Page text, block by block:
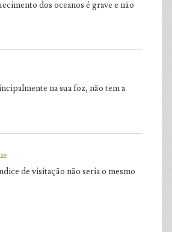
dos oceanos é grave e não
na sua foz, não tem a
de visitação não seria o mesmo